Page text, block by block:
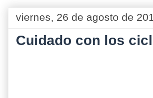
viernes, 26 de agosto de
Cuidado con los